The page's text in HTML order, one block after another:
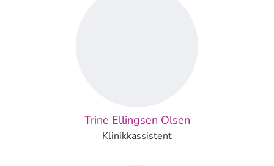
Trine Ellingsen Olsen
Klinikkassistent